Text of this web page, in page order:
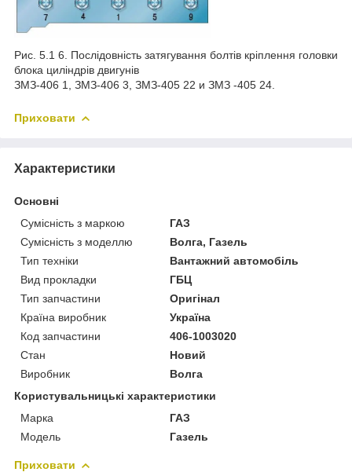
Рис. 5.1 6. Послідовність затягування болтів кріплення головки
блока циліндрів двигунів
ЗМЗ-406 1, ЗМЗ-406 3, ЗМЗ-405 22 и ЗМЗ -405 24.
Приховати
Характеристики
Основні
Сумісність з маркою
ГАЗ
Сумісність з моделлю
Волга, Газель
Тип техніки
Вантажний автомобіль
Вид прокладки
ГБЦ
Тип запчастини
Оригінал
Країна виробник
Україна
Код запчастини
406-1003020
Стан
Новий
Виробник
Волга
Користувальницькі характеристики
Марка
ГАЗ
Модель
Газель
Приховати